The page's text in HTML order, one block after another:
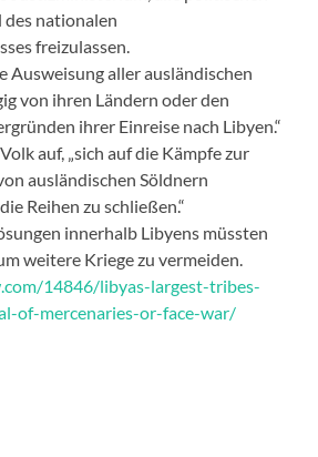
des nationalen
freizulassen.
Ausweisung aller ausländischen
von ihren Ländern oder den
ihrer Einreise nach Libyen.“
auf, „sich auf die Kämpfe zur
ausländischen Söldnern
Reihen zu schließen.“
innerhalb Libyens müssten
weitere Kriege zu vermeiden.
14846/libyas-largest-tribes-
of-mercenaries-or-face-war/